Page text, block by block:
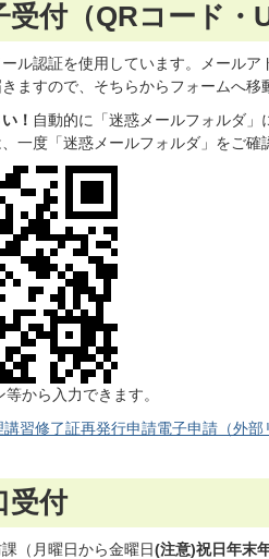
受付（QRコード・
ル認証を使用しています。メール
ますので、そちらからフォームへ移
！ 自動的に「迷惑メールフォルダ
一度「迷惑メールフォルダ」をご確
から入力できます。
講習修了証再発行申請電子申請（外部
受付
（月曜日から金曜日(注意)祝日年末